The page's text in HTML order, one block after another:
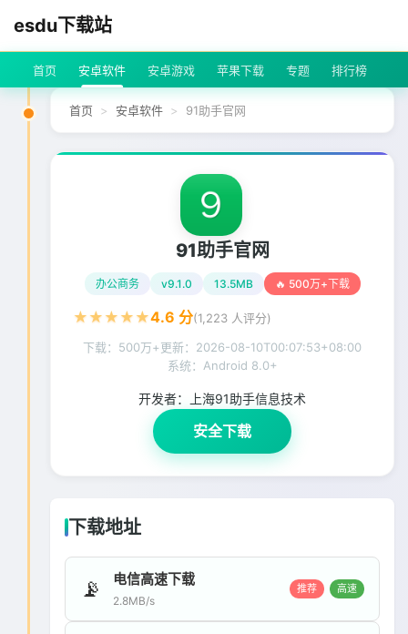
esdu下载站
首页 安卓软件 安卓游戏 苹果下载 专题 排行榜
首页 安卓软件 91助手官网
91助手官网
办公商务 v9.1.0 13.5MB 🔥 500万+下载
★ ★ ★ ★ ★4.6 分(1,223 人评分)
下载：500万+更新： 2026-08-10T00:07:53+08:00
系统：Android 8.0+
开发者： 上海91助手信息技术
安全下载
下载地址
📡 电信高速下载
2.8MB/s
推荐 高速